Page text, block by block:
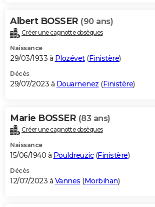
Albert BOSSER (90 ans)
Créer une cagnotte obsèques
Naissance
29/03/1933 à Plozévet(Finistère)
Décès
29/07/2023 à Douarnenez (Finistère)
Marie BOSSER (83 ans)
Créer une cagnotte obsèques
Naissance
15/06/1940 à Pouldreuzic(Finistère)
Décès
12/07/2023 à Vannes (Morbihan)